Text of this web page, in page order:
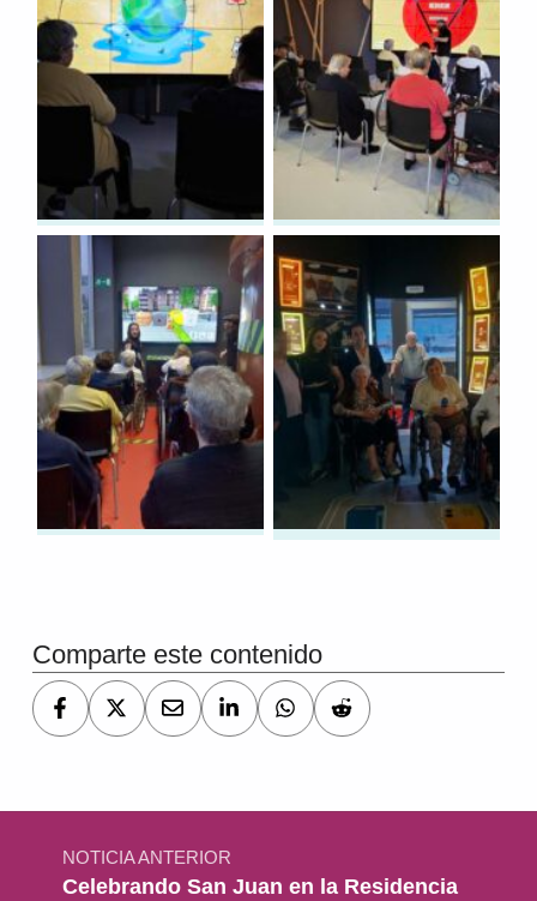
Comparte este contenido
Navegación de entradas
NOTICIA ANTERIOR
Celebrando San Juan en la Residencia